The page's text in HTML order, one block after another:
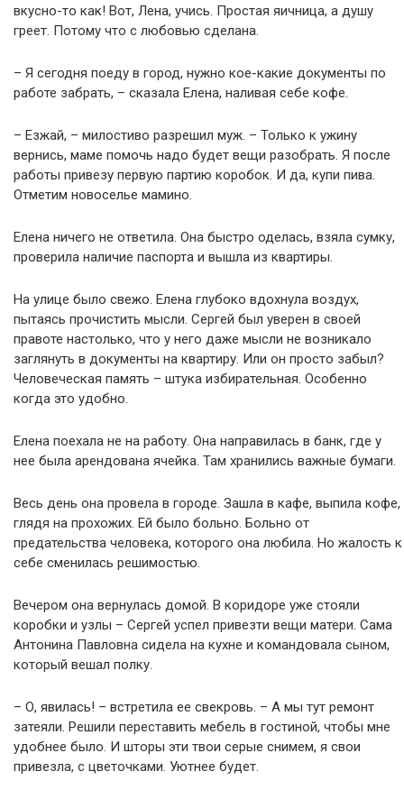
вкусно-то как! Вот, Лена, учись. Простая яичница, а душу
греет. Потому что с любовью сделана.
– Я сегодня поеду в город, нужно кое-какие документы по
работе забрать, – сказала Елена, наливая себе кофе.
– Езжай, – милостиво разрешил муж. – Только к ужину
вернись, маме помочь надо будет вещи разобрать. Я после
работы привезу первую партию коробок. И да, купи пива.
Отметим новоселье мамино.
Елена ничего не ответила. Она быстро оделась, взяла сумку,
проверила наличие паспорта и вышла из квартиры.
На улице было свежо. Елена глубоко вдохнула воздух,
пытаясь прочистить мысли. Сергей был уверен в своей
правоте настолько, что у него даже мысли не возникало
заглянуть в документы на квартиру. Или он просто забыл?
Человеческая память – штука избирательная. Особенно
когда это удобно.
Елена поехала не на работу. Она направилась в банк, где у
нее была арендована ячейка. Там хранились важные бумаги.
Весь день она провела в городе. Зашла в кафе, выпила кофе,
глядя на прохожих. Ей было больно. Больно от
предательства человека, которого она любила. Но жалость к
себе сменилась решимостью.
Вечером она вернулась домой. В коридоре уже стояли
коробки и узлы – Сергей успел привезти вещи матери. Сама
Антонина Павловна сидела на кухне и командовала сыном,
который вешал полку.
– О, явилась! – встретила ее свекровь. – А мы тут ремонт
затеяли. Решили переставить мебель в гостиной, чтобы мне
удобнее было. И шторы эти твои серые снимем, я свои
привезла, с цветочками. Уютнее будет.